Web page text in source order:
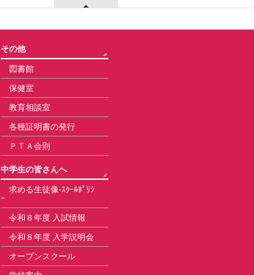
その他
図書館
保健室
教育相談室
各種証明書の発行
ＰＴＡ会則
中学生の皆さんへ
求める生徒像-ｽｸｰﾙﾎﾟﾘｼ
ｰ
令和８年度 入試情報
令和８年度 入学説明会
オープンスクール